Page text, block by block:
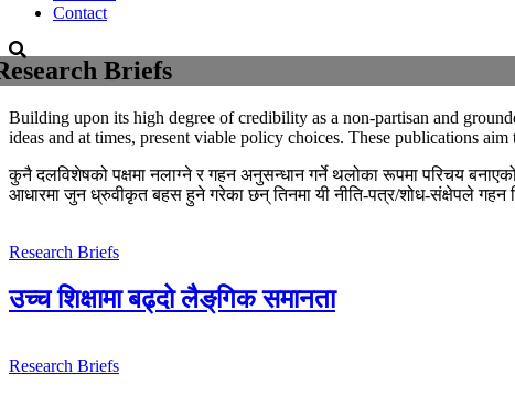
Contact
Briefs
Building upon its high degree of credibility as a non-partisan and
ideas and at times, present viable policy choices. These publications
कुनै दलविशेषको पक्षमा नलाग्ने र गहन अनुसन्धान गर्ने थलोका रूपमा परिचय
आधारमा जुन ध्रुवीकृत बहस हुने गरेका छन् तिनमा यी नीति-पत्र/शोध-स‌ंक्षेपले गहन
Research Briefs
उच्च शिक्षामा बढ्दो लैङ्‌गिक समानता
Research Briefs